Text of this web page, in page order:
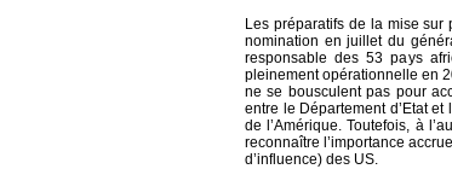
Les préparatifs de la mise
nomination en juillet du
responsable des 53 pays
pleinement opérationnelle en
ne se bousculent pas pour
entre le Département d’Etat
de l’Amérique. Toutefois, à
reconnaître l’importance
d’influence) des US.